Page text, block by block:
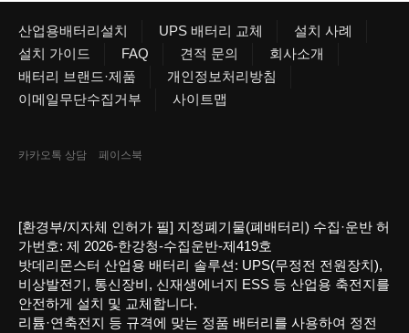
산업용배터리설치 UPS 배터리 교체
설치 사례
설치 가이드
FAQ 견적 문의
회사소개
배터리 브랜드·제품
개인정보처리방침
이메일무단수집거부
사이트맵
카카오톡 상담 페이스북
[환경부/지자체 인허가 필] 지정폐기물(폐배터리) 수집·운반 허
가번호: 제 2026-한강청-수집운반-제419호
밧데리몬스터 산업용 배터리 솔루션: UPS(무정전 전원장치),
비상발전기, 통신장비, 신재생에너지 ESS 등 산업용 축전지를
안전하게 설치 및 교체합니다.
리튬·연축전지 등 규격에 맞는 정품 배터리를 사용하여 정전